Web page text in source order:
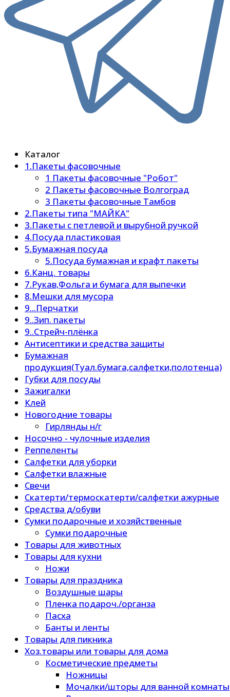
Каталог
1.Пакеты фасовочные
1 Пакеты фасовочные "Робот"
2 Пакеты фасовочные Волгоград
3 Пакеты фасовочные Тамбов
2.Пакеты типа "МАЙКА"
3.Пакеты с петлевой и вырубной ручкой
4.Посуда пластиковая
5.Бумажная посуда
5.Посуда бумажная и крафт пакеты
6.Канц. товары
7.Рукав,Фольга и бумага для выпечки
8.Мешки для мусора
9...Перчатки
9..Зип. пакеты
9..Стрейч-плёнка
Антисептики и средства защиты
Бумажная
продукция(Туал.бумага,салфетки,полотенца)
Губки для посуды
Зажигалки
Клей
Новогодние товары
Гирлянды н/г
Носочно - чулочные изделия
Реппеленты
Салфетки для уборки
Салфетки влажные
Свечи
Скатерти/термоскатерти/салфетки ажурные
Средства д/обуви
Сумки подарочные и хозяйственные
Сумки подарочные
Товары для животных
Товары для кухни
Ножи
Товары для праздника
Воздушные шары
Пленка подароч./органза
Пасха
Банты и ленты
Товары для пикника
Хоз.товары или товары для дома
Косметические предметы
Ножницы
Мочалки/шторы для ванной комнаты